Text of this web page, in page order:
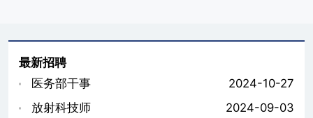
最新招聘
医务部干事
2024-10-27
放射科技师
2024-09-03